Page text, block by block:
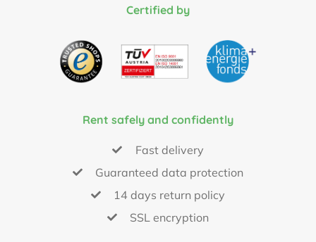
Certified by
Rent safely and confidently
Fast delivery
Guaranteed data protection
14 days return policy
SSL encryption